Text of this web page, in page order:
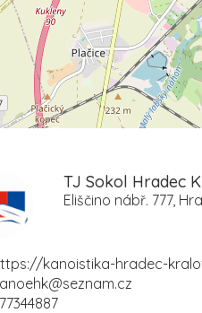
TJ Sokol Hradec
Eliščino nábř. 777,
kanoistika-hradec-